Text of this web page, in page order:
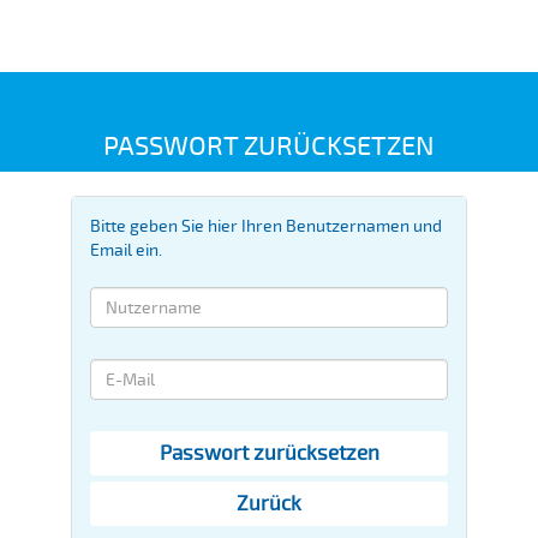
PASSWORT ZURÜCKSETZEN
Bitte geben Sie hier Ihren Benutzernamen und
Email ein.
Passwort zurücksetzen
Zurück